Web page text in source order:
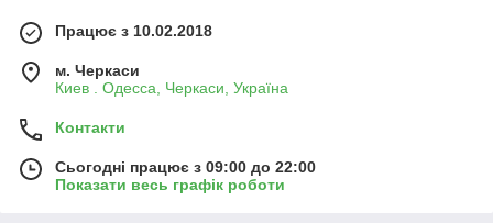
Працює з 10.02.2018
м. Черкаси
Киев . Одесса, Черкаси, Україна
Контакти
Сьогодні працює з 09:00 до 22:00
Показати весь графік роботи